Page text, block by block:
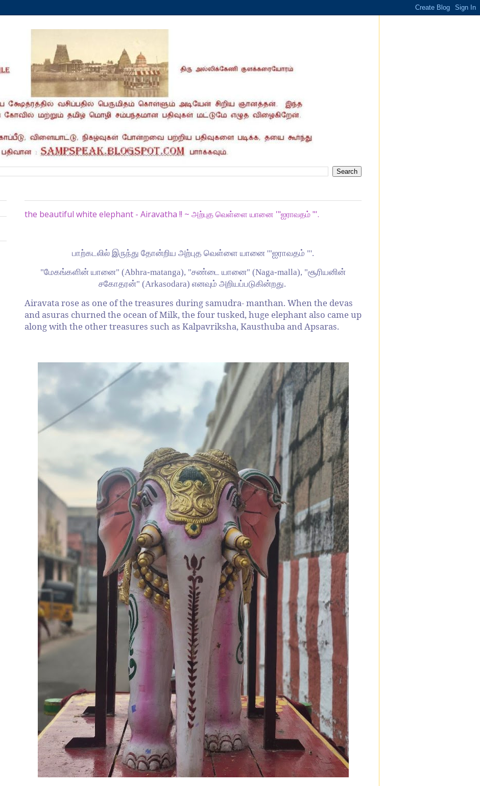
the beautiful white elephant - Airavatha !! ~ அற்புத வெள்ளை யானை '"ஐராவதம் "'.
பாற்கடலில் இருந்து தோன்றிய அற்புத வெள்ளை யானை '"ஐராவதம் "'.
"மேகங்களின் யானை" (Abhra-matanga), "சண்டை யானை" (Naga-malla), "சூரியனின்
சகோதரன்" (Arkasodara) எனவும் அறியப்படுகின்றது.
Airavata rose as one of the treasures during samudra- manthan. When the devas
and asuras churned the ocean of Milk, the four tusked, huge elephant also came up
along with the other treasures such as Kalpavriksha, Kausthuba and Apsaras.